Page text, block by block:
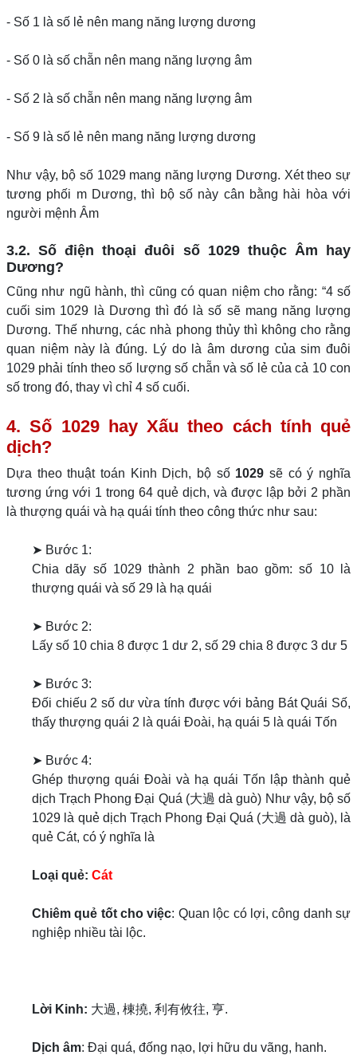
- Số 1 là số lẻ nên mang năng lượng dương
- Số 0 là số chẵn nên mang năng lượng âm
- Số 2 là số chẵn nên mang năng lượng âm
- Số 9 là số lẻ nên mang năng lượng dương
Như vậy, bộ số 1029 mang năng lượng Dương. Xét theo sự
tương phối m Dương, thì bộ số này cân bằng hài hòa với
người mệnh Âm
3.2. Số điện thoại đuôi số 1029 thuộc Âm hay
Dương?
Cũng như ngũ hành, thì cũng có quan niệm cho rằng: “4 số
cuối sim 1029 là Dương thì đó là số sẽ mang năng lượng
Dương. Thế nhưng, các nhà phong thủy thì không cho rằng
quan niệm này là đúng. Lý do là âm dương của sim đuôi
1029 phải tính theo số lượng số chẵn và số lẻ của cả 10 con
số trong đó, thay vì chỉ 4 số cuối.
4. Số 1029 hay Xấu theo cách tính quẻ
dịch?
Dựa theo thuật toán Kinh Dịch, bộ số 1029 sẽ có ý nghĩa
tương ứng với 1 trong 64 quẻ dịch, và được lập bởi 2 phần
là thượng quái và hạ quái tính theo công thức như sau:
➤ Bước 1:
Chia dãy số 1029 thành 2 phần bao gồm: số 10 là
thượng quái và số 29 là hạ quái
➤ Bước 2:
Lấy số 10 chia 8 được 1 dư 2, số 29 chia 8 được 3 dư 5
➤ Bước 3:
Đối chiếu 2 số dư vừa tính được với bảng Bát Quái Số,
thấy thượng quái 2 là quái Đoài, hạ quái 5 là quái Tốn
➤ Bước 4:
Ghép thượng quái Đoài và hạ quái Tốn lập thành quẻ
dịch Trạch Phong Đại Quá (大過 dà guò) Như vậy, bộ số
1029 là quẻ dịch Trạch Phong Đại Quá (大過 dà guò), là
quẻ Cát, có ý nghĩa là
Loại quẻ: Cát
Chiêm quẻ tốt cho việc: Quan lộc có lợi, công danh sự
nghiệp nhiều tài lộc.
Lời Kinh: 大過, 棟撓, 利有攸往, 亨.
Dịch âm: Đại quá, đống nạo, lợi hữu du vãng, hanh.